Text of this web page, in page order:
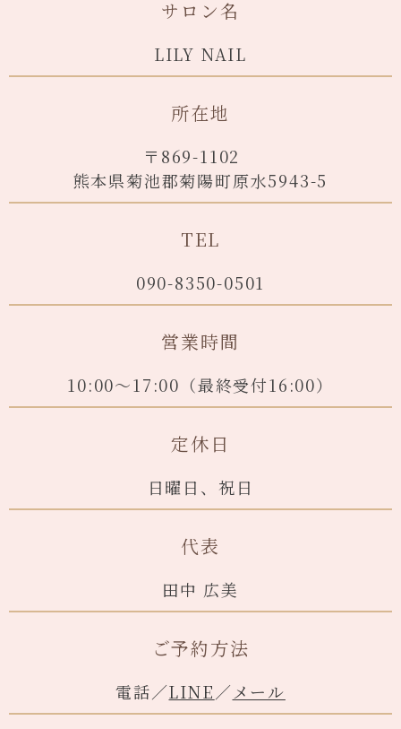
サロン名
LILY NAIL
所在地
〒869-1102
熊本県菊池郡菊陽町原水5943-5
TEL
090-8350-0501
営業時間
10:00～17:00（最終受付16:00）
定休日
日曜日、祝日
代表
田中 広美
ご予約方法
電話／LINE ／メール